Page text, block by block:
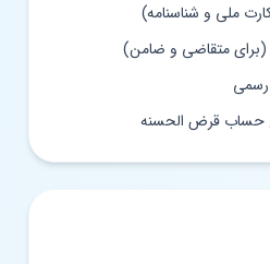
ملی و شناسنامه)
متقاضی و ضامن)
حساب قرض الحسنه